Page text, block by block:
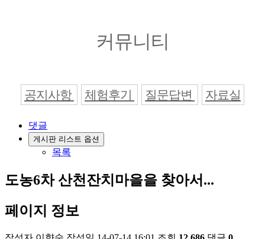
커뮤니티
공지사항 체험후기 질문답변 자료실
댓글
게시판 리스트 옵션
목록
도농6차 산천잔치마을을 찾아서...
페이지 정보